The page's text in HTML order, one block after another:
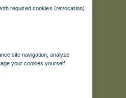
site navigation, analyze
your cookies yourself.
required cookies (revocation)